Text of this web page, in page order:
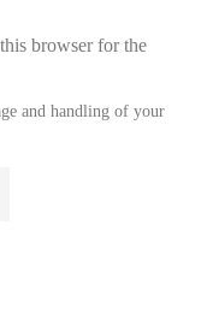
browser for the
and handling of your